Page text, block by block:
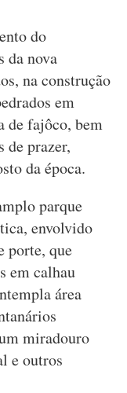
do
da nova
na construção
em
de fajôco, bem
de prazer,
da época.
parque
envolvido
porte, que
em calhau
área
miradouro
e outros